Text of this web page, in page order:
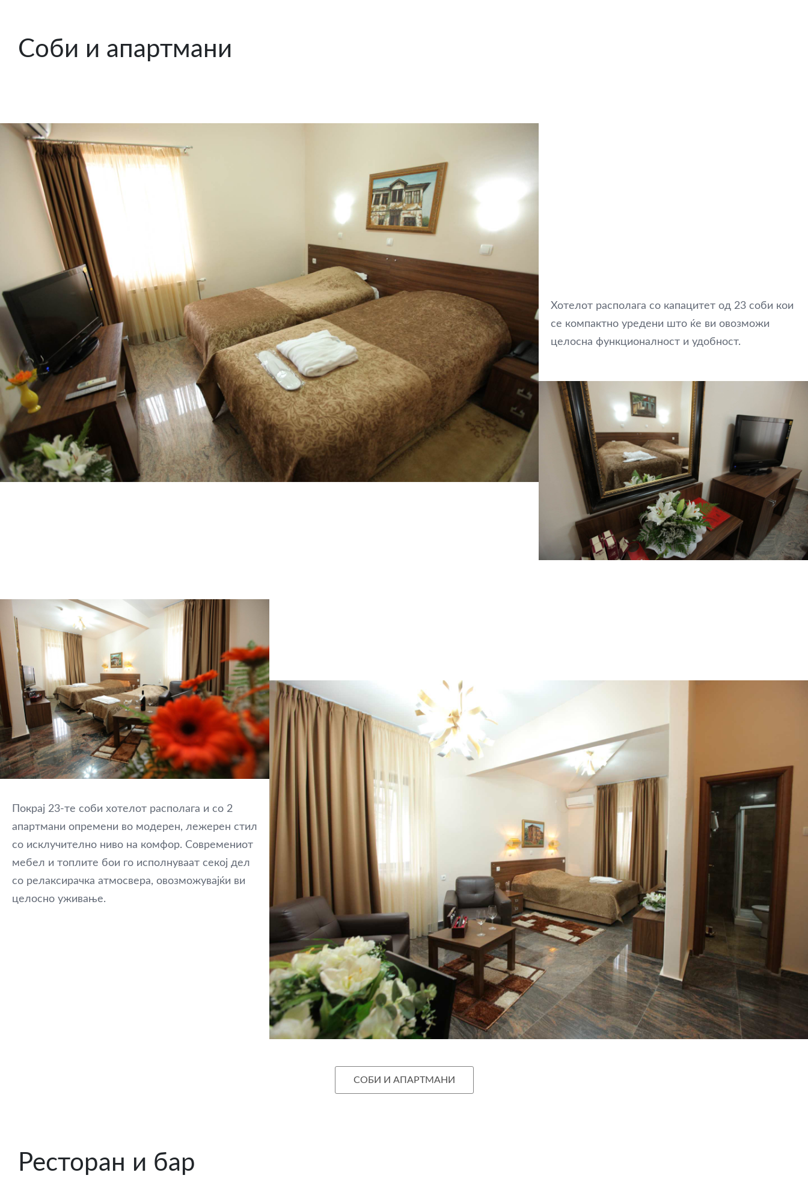
Кратово
MK
Соби и апартмани
Хотелот располага со капацитет од 23 соби кои
се компактно уредени што ќе ви овозможи
целосна функционалност и удобност.
Покрај 23-те соби хотелот располага и со 2
апартмани опремени во модерен, лежерен стил
со исклучително ниво на комфор. Современиот
мебел и топлите бои го исполнуваат секој дел
со релаксирачка атмосвера, овозможувајќи ви
целосно уживање.
СОБИ И АПАРТМАНИ
Ресторан и бар